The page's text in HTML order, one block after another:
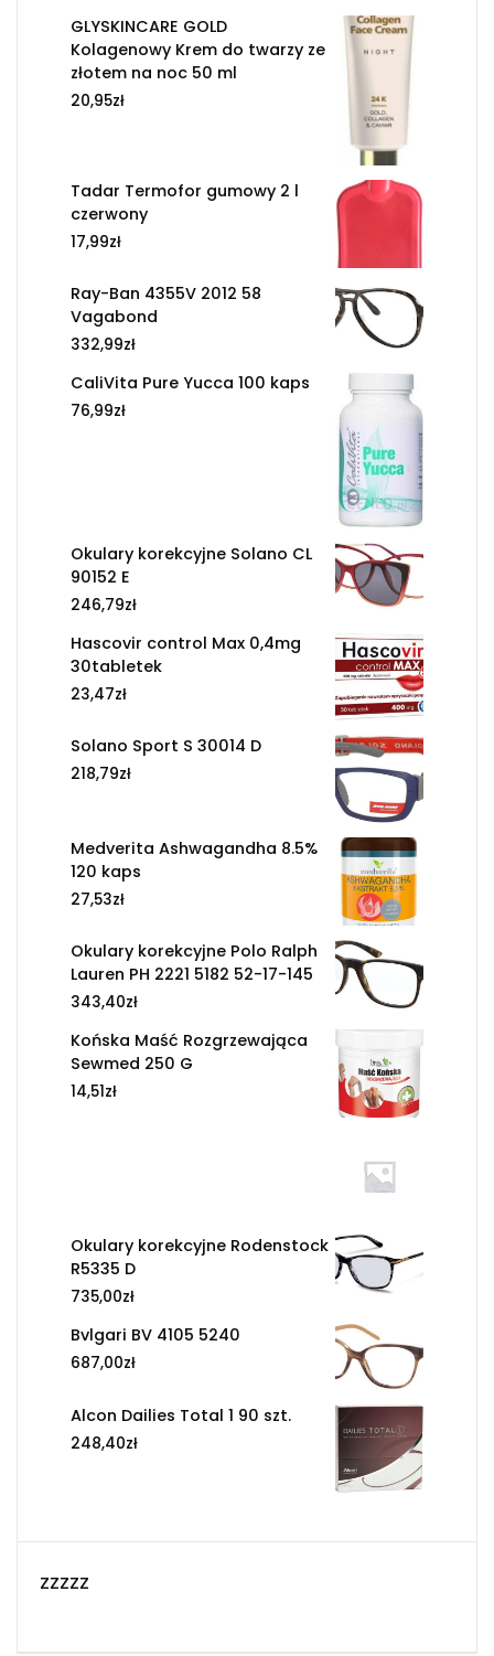
GLYSKINCARE GOLD
Kolagenowy Krem do twarzy ze
złotem na noc 50 ml
20,95zł
Tadar Termofor gumowy 2 l
czerwony
17,99zł
Ray-Ban 4355V 2012 58
Vagabond
332,99zł
CaliVita Pure Yucca 100 kaps
76,99zł
Okulary korekcyjne Solano CL
90152 E
246,79zł
Hascovir control Max 0,4mg
30tabletek
23,47zł
Solano Sport S 30014 D
218,79zł
Medverita Ashwagandha 8.5%
120 kaps
27,53zł
Okulary korekcyjne Polo Ralph
Lauren PH 2221 5182 52-17-145
343,40zł
Końska Maść Rozgrzewająca
Sewmed 250 G
14,51zł
Okulary korekcyjne Rodenstock
R5335 D
735,00zł
Bvlgari BV 4105 5240
687,00zł
Alcon Dailies Total 1 90 szt.
248,40zł
zzzzz